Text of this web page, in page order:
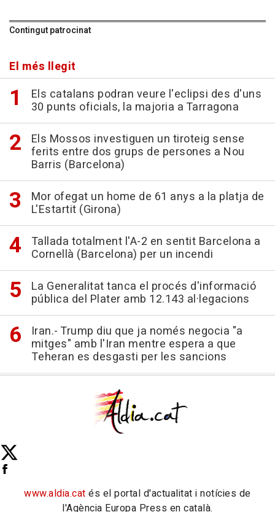
Contingut patrocinat
El més llegit
Els catalans podran veure l'eclipsi des d'uns
30 punts oficials, la majoria a Tarragona
Els Mossos investiguen un tiroteig sense
ferits entre dos grups de persones a Nou
Barris (Barcelona)
Mor ofegat un home de 61 anys a la platja de
L'Estartit (Girona)
Tallada totalment l'A-2 en sentit Barcelona a
Cornellà (Barcelona) per un incendi
La Generalitat tanca el procés d'informació
pública del Plater amb 12.143 al·legacions
Iran.- Trump diu que ja només negocia "a
mitges" amb l'Iran mentre espera a que
Teheran es desgasti per les sancions
www.aldia.cat és el portal d'actualitat i notícies de
l'Agència Europa Press en català.